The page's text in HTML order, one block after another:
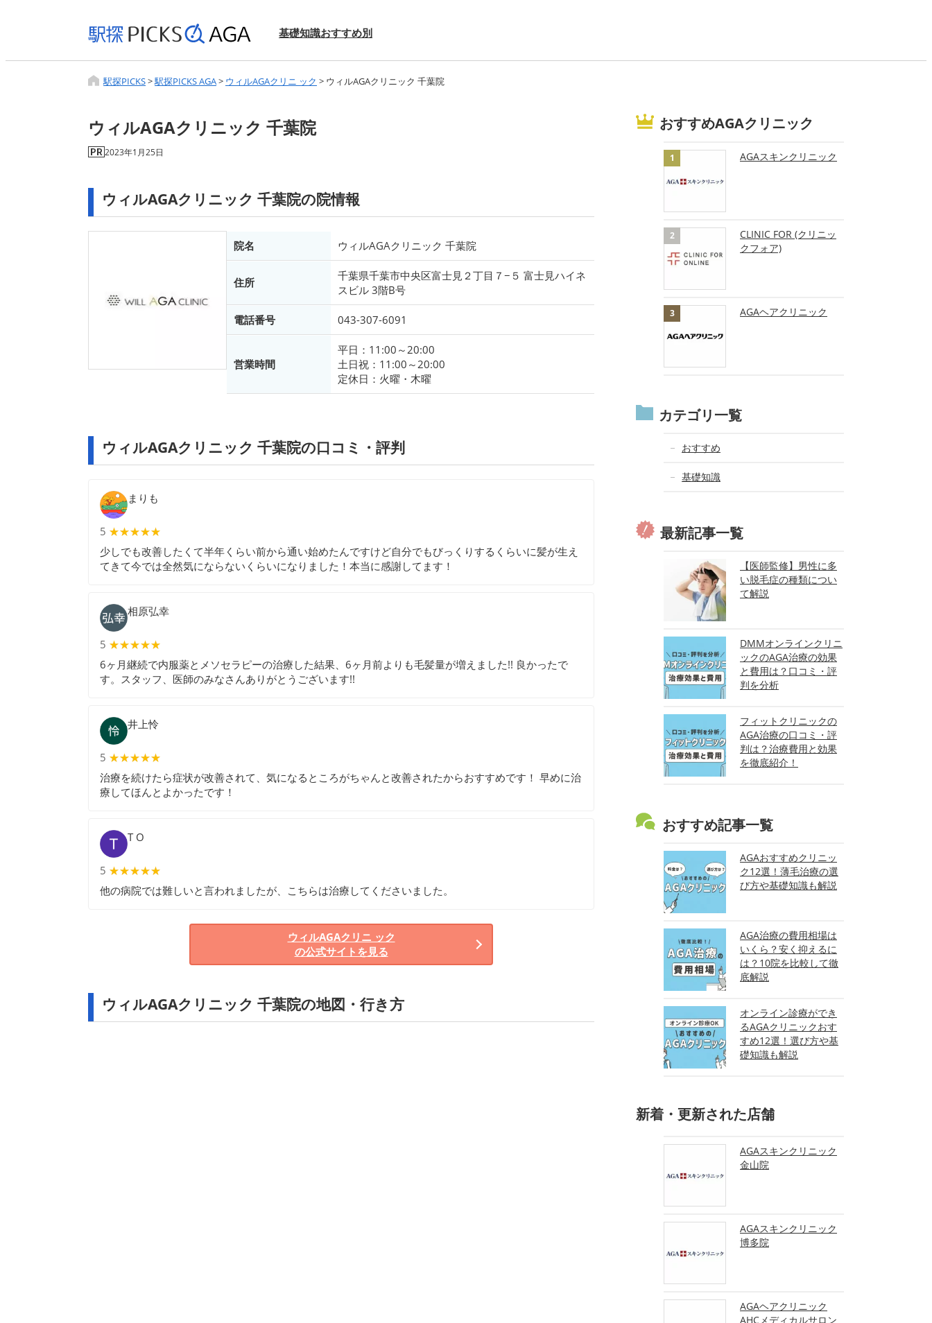
基礎知識おすすめ別
駅探PICKS>駅探PICKS AGA> ウィルAGAクリニ ック > ウィルAGAクリニック 千葉院
ウィルAGAクリニック 千葉院
2023年1月25日
ウィルAGAクリニック 千葉院の院情報
院名 ウィルAGAクリニック 千葉院
住所
千葉県千葉市中央区富士見２丁目７−５ 富士見ハイネ
スビル 3階B号
電話番号 043-307-6091
営業時間
平日：11:00～20:00
土日祝：11:00～20:00
定休日：火曜・木曜
ウィルAGAクリニック 千葉院の口コミ・評判
まりも
5 ★★★★★
★★★★★
少しでも改善したくて半年くらい前から通い始めたんですけど自分でもびっくりするくらいに髪が生え
てきて今では全然気にならないくらいになりました！本当に感謝してます！
相原弘幸
5 ★★★★★
★★★★★
6ヶ月継続で内服薬とメソセラピーの治療した結果、6ヶ月前よりも毛髪量が増えました!! 良かったで
す。スタッフ、医師のみなさんありがとうございます!!
井上怜
5 ★★★★★
★★★★★
治療を続けたら症状が改善されて、気になるところがちゃんと改善されたからおすすめです！ 早めに治
療してほんとよかったです！
T O
5 ★★★★★
★★★★★
他の病院では難しいと言われましたが、こちらは治療してくださいました。
ウィルAGAクリニ ック
の公式サイトを見る
ウィルAGAクリニック 千葉院の地図・行き方
おすすめAGAクリニック
AGAスキンクリニック
CLINIC FOR (クリニッ
クフォア)
AGAヘアクリニック
カテゴリ一覧
おすすめ
基礎知識
最新記事一覧
【医師監修】男性に多
い脱毛症の種類につい
て解説
DMMオンラインクリニ
ックのAGA治療の効果
と費用は？口コミ・評
判を分析
フィットクリニックの
AGA治療の口コミ・評
判は？治療費用と効果
を徹底紹介！
おすすめ記事一覧
AGAおすすめクリニッ
ク12選！薄毛治療の選
び方や基礎知識も解説
AGA治療の費用相場は
いくら？安く抑えるに
は？10院を比較して徹
底解説
オンライン診療ができ
るAGAクリニックおす
すめ12選！選び方や基
礎知識も解説
新着・更新された店舗
AGAスキンクリニック
金山院
AGAスキンクリニック
博多院
AGAヘアクリニック
AHCメディカルサロン